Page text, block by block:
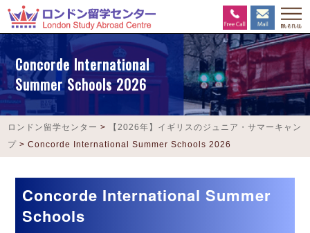
Concorde International
Summer Schools 2026
ロンドン留学センター >
【2026年】イギリスのジュニア・サマーキャン
プ >Concorde International Summer Schools 2026
Concorde International Summer
Schools